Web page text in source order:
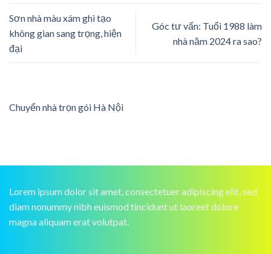
Sơn nhà màu xám ghi tạo
không gian sang trọng, hiện
đại
Góc tư vấn: Tuổi 1988 làm
nhà năm 2024 ra sao?
Chuyển nhà trọn gói Hà Nội
Lorem ipsum dolor sit amet, consectetuer adipiscing elit, sed
diam nonummy nibh euismod tincidunt ut laoreet dolore
magna aliquam erat volutpat.